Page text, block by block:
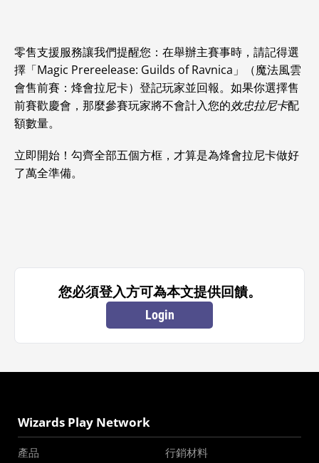
零售支援服務讓我們提醒您：在舉辦主賽事時，請記得選
擇「Magic Prereelease: Guilds of Ravnica」（魔法風雲
會售前賽：烽會拉尼卡）登記玩家並回報。如果你選擇售
前賽歡慶會，那麼參賽玩家將不會計入您的效忠拉尼卡配
額數量。
立即開始！勾齊全部五個方框，才算是為烽會拉尼卡做好
了萬全準備。
您必須登入方可為本文提供回饋。
Login
Wizards Play Network
產品
行銷材料